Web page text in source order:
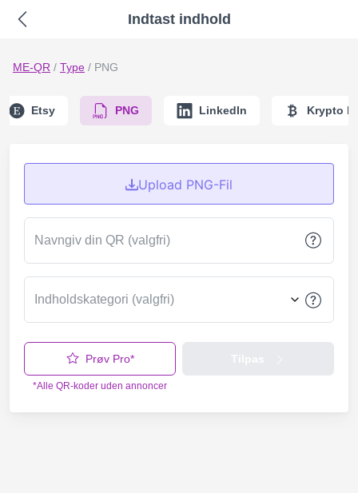
Indtast indhold
ME-QR / Type / PNG
Etsy PNG LinkedIn Krypto
Upload PNG-Fil
Navngiv din QR (valgfri)
Prøv Pro*
*Alle QR-koder uden annoncer